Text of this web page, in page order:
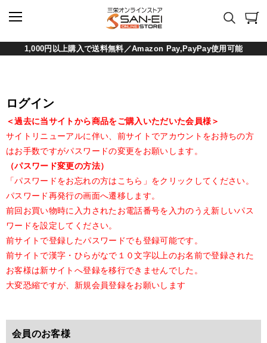
1,000円以上購入で送料無料／Amazon Pay,PayPay使用可能
ログイン
＜過去に当サイトから商品をご購入いただいた会員様＞
サイトリニューアルに伴い、前サイトでアカウントをお持ちの方
はお手数ですがパスワードの変更をお願いします。
（パスワード変更の方法）
「パスワードをお忘れの方はこちら」をクリックしてください。
パスワード再発行の画面へ遷移します。
前回お買い物時に入力されたお電話番号を入力のうえ新しいパス
ワードを設定してください。
前サイトで登録したパスワードでも登録可能です。
前サイトで漢字・ひらがなで１０文字以上のお名前で登録された
お客様は新サイトへ登録を移行できませんでした。
大変恐縮ですが、新規会員登録をお願いします
会員のお客様